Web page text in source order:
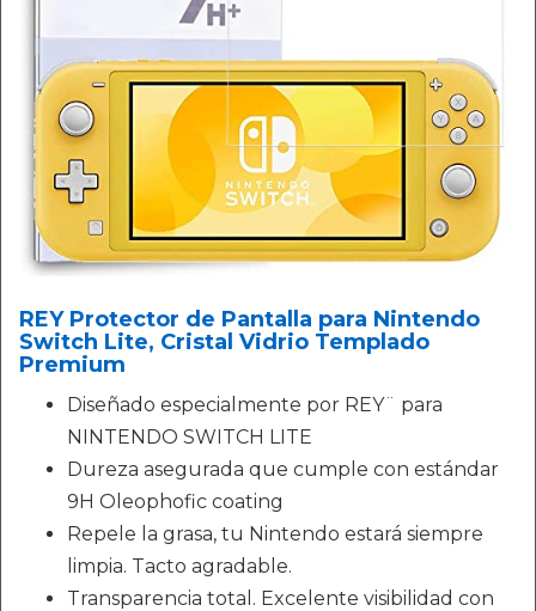
REY Protector de Pantalla para Nintendo
Switch Lite, Cristal Vidrio Templado
Premium
Diseñado especialmente por REY¨ para
NINTENDO SWITCH LITE
Dureza asegurada que cumple con estándar
9H Oleophofic coating
Repele la grasa, tu Nintendo estará siempre
limpia. Tacto agradable.
Transparencia total. Excelente visibilidad con